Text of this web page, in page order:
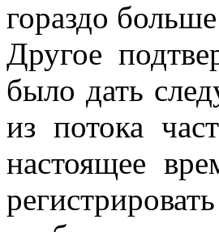
гораздо
Другое
было дать
из потока
настоящее